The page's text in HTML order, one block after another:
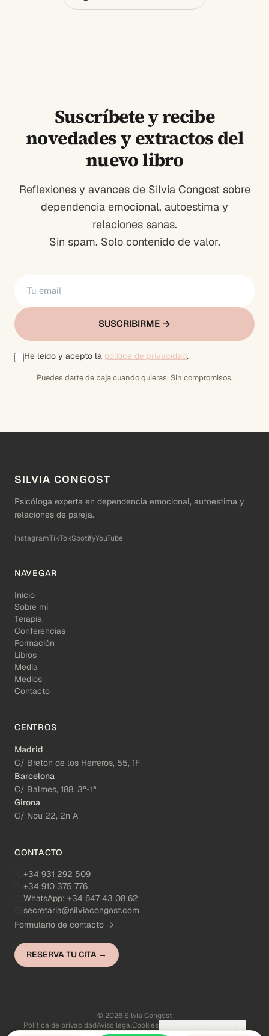
Suscríbete y recibe
novedades y extractos del
nuevo libro
Reflexiones y avances de Silvia Congost sobre
dependencia emocional, autoestima y
relaciones sanas.
Sin spam. Solo contenido de valor.
SUSCRIBIRME →
He leído y acepto la política de privacidad.
Puedes darte de baja cuando quieras. Sin compromisos.
SILVIA CONGOST
Psicóloga experta en dependencia emocional, autoestima y
relaciones de pareja.
InstagramTikTokSpotifyYouTube
NAVEGAR
Inicio
Sobre mí
Terapia
Conferencias
Formación
Libros
Media
Medios
Contacto
CENTROS
Madrid
C/ Bretón de los Herreros, 55, 1F
Barcelona
C/ Balmes, 188, 3º-1ª
Girona
C/ Nou 22, 2n A
CONTACTO
+34 931 292 509
+34 910 375 776
WhatsApp: +34 647 43 08 62
secretaria@silviacongost.com
Formulario de contacto →
RESERVA TU CITA →
© 2026 Silvia Congost
Política de privacidadAviso legalCookies